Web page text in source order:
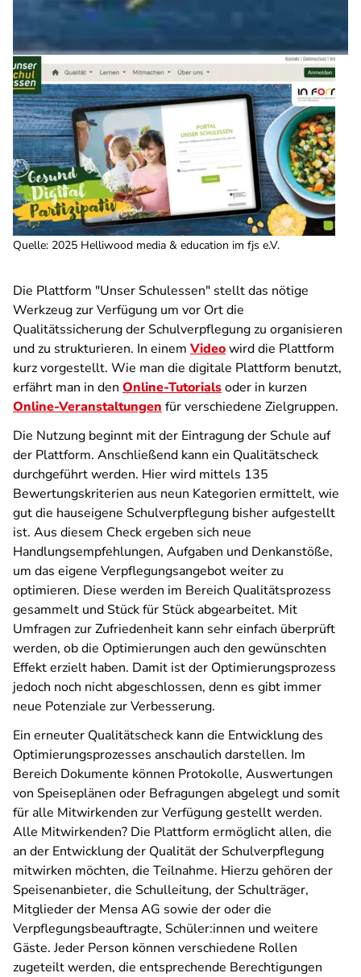
Quelle: 2025 Helliwood media & education im fjs e.V.
Die Plattform "Unser Schulessen" stellt das nötige
Werkzeug zur Verfügung um vor Ort die
Qualitätssicherung der Schulverpflegung zu organisieren
und zu strukturieren. In einem Videowird die Plattform
kurz vorgestellt. Wie man die digitale Plattform benutzt,
erfährt man in den Online-Tutorialsoder in kurzen
Online-Veranstaltungen für verschiedene Zielgruppen.
Die Nutzung beginnt mit der Eintragung der Schule auf
der Plattform. Anschließend kann ein Qualitätscheck
durchgeführt werden. Hier wird mittels 135
Bewertungskriterien aus neun Kategorien ermittelt, wie
gut die hauseigene Schulverpflegung bisher aufgestellt
ist. Aus diesem Check ergeben sich neue
Handlungsempfehlungen, Aufgaben und Denkanstöße,
um das eigene Verpflegungsangebot weiter zu
optimieren. Diese werden im Bereich Qualitätsprozess
gesammelt und Stück für Stück abgearbeitet. Mit
Umfragen zur Zufriedenheit kann sehr einfach überprüft
werden, ob die Optimierungen auch den gewünschten
Effekt erzielt haben. Damit ist der Optimierungsprozess
jedoch noch nicht abgeschlossen, denn es gibt immer
neue Potenziale zur Verbesserung.
Ein erneuter Qualitätscheck kann die Entwicklung des
Optimierungsprozesses anschaulich darstellen. Im
Bereich Dokumente können Protokolle, Auswertungen
von Speiseplänen oder Befragungen abgelegt und somit
für alle Mitwirkenden zur Verfügung gestellt werden.
Alle Mitwirkenden? Die Plattform ermöglicht allen, die
an der Entwicklung der Qualität der Schulverpflegung
mitwirken möchten, die Teilnahme. Hierzu gehören der
Speisenanbieter, die Schulleitung, der Schulträger,
Mitglieder der Mensa AG sowie der oder die
Verpflegungsbeauftragte, Schüler:innen und weitere
Gäste. Jeder Person können verschiedene Rollen
zugeteilt werden, die entsprechende Berechtigungen